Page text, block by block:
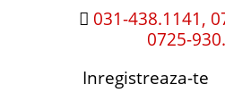
031-438.1141,
0725-
Inregistreaza-te